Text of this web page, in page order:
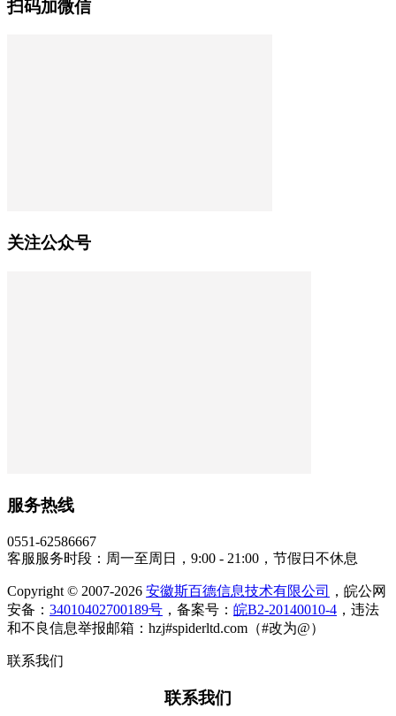
扫码加微信
关注公众号
服务热线
0551-62586667
客服服务时段：周一至周日，9:00 - 21:00，节假日不休息
Copyright © 2007-2026 安徽斯百德信息技术有限公司
，皖公网
安备： 34010402700189号 ，备案号： 皖B2-20140010-4 ，违法
和不良信息举报邮箱：hzj#spiderltd.com（#改为@）
联系我们
联系我们